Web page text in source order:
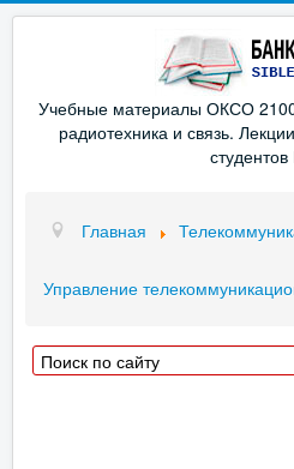
Учебные материалы ОКСО
радиотехника и связь.
Главная
Управление